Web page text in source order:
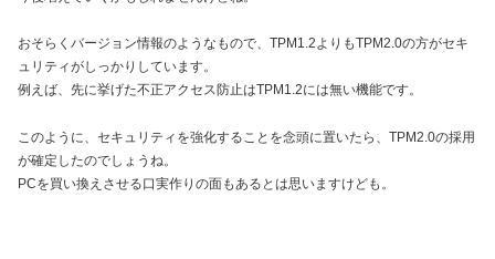
おそらくバージョン情報のようなもので、TPM1.2よりもTPM2.0の方がセキ
ュリティがしっかりしています。
例えば、先に挙げた不正アクセス防止はTPM1.2には無い機能です。
このように、セキュリティを強化することを念頭に置いたら、TPM2.0の採用
が確定したのでしょうね。
PCを買い換えさせる口実作りの面もあるとは思いますけども。